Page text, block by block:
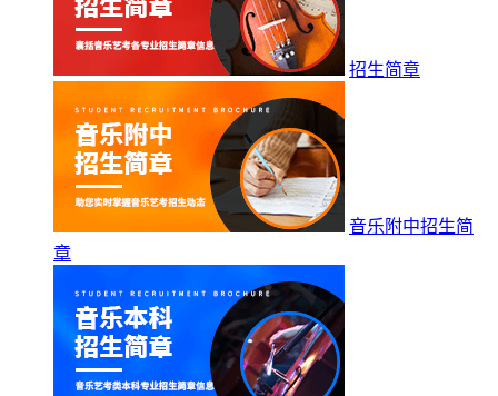
招生简章
音乐附中招生简
章